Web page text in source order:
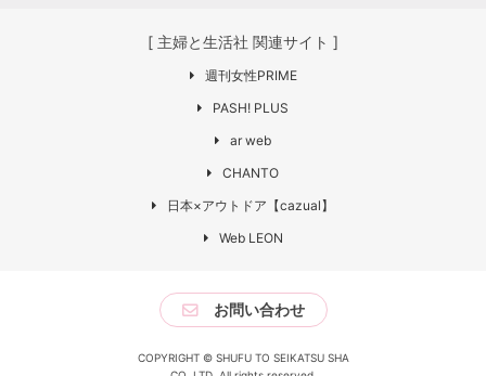
[ 主婦と生活社 関連サイト ]
週刊女性PRIME
PASH! PLUS
ar web
CHANTO
日本×アウトドア【cazual】
Web LEON
お問い合わせ
COPYRIGHT © SHUFU TO SEIKATSU SHA